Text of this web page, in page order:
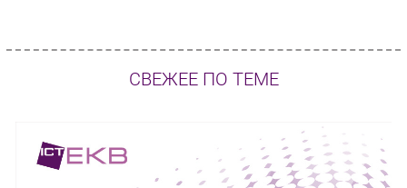
СВЕЖЕЕ ПО ТЕМЕ